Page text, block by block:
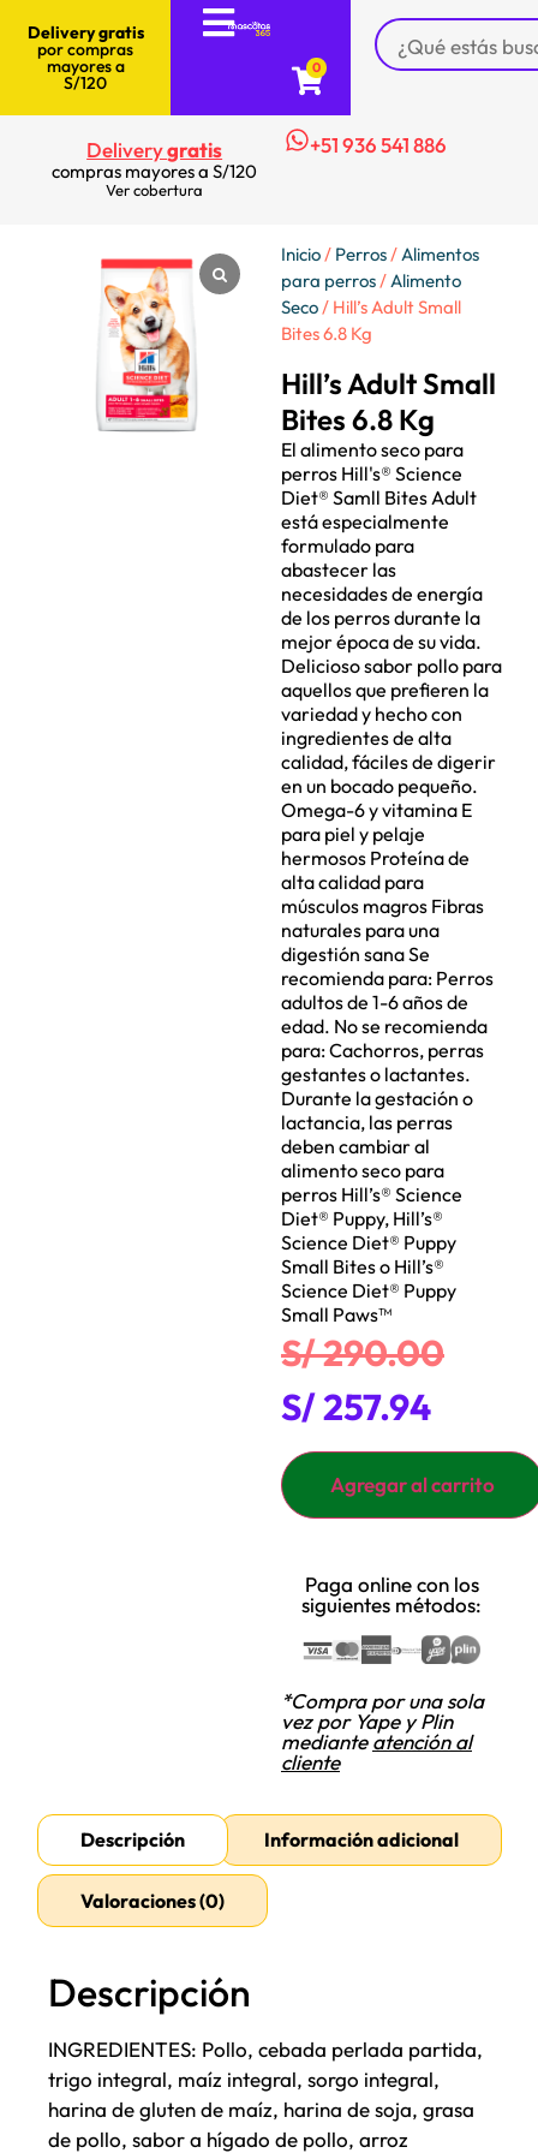
Delivery gratis
por compras
mayores a
S/120
0
Deliverygratis
compras mayores a S/120
Ver cobertura
+51 936 541 886
Inicio/ Perros/Alimentos
para perros/Alimento
Seco/ Hill’s Adult Small
Bites 6.8 Kg
Hill’s Adult Small
Bites 6.8 Kg
El alimento seco para
perros Hill's® Science
Diet® Samll Bites Adult
está especialmente
formulado para
abastecer las
necesidades de energía
de los perros durante la
mejor época de su vida.
Delicioso sabor pollo para
aquellos que prefieren la
variedad y hecho con
ingredientes de alta
calidad, fáciles de digerir
en un bocado pequeño.
Omega-6 y vitamina E
para piel y pelaje
hermosos Proteína de
alta calidad para
músculos magros Fibras
naturales para una
digestión sana Se
recomienda para: Perros
adultos de 1-6 años de
edad. No se recomienda
para: Cachorros, perras
gestantes o lactantes.
Durante la gestación o
lactancia, las perras
deben cambiar al
alimento seco para
perros Hill’s® Science
Diet® Puppy, Hill’s®
Science Diet® Puppy
Small Bites o Hill’s®
Science Diet® Puppy
Small Paws™
S/290.00
S/257.94
Agregar al carrito
Paga online con los
siguientes métodos:
*Compra por una sola
vez por Yape y Plin
medianteatención al
cliente
Descripción Información adicional
Valoraciones (0)
Descripción
INGREDIENTES: Pollo, cebada perlada partida,
trigo integral, maíz integral, sorgo integral,
harina de gluten de maíz, harina de soja, grasa
de pollo, sabor a hígado de pollo, arroz